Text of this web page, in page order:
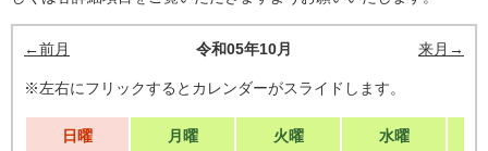
←前月 令和05年10月 来月→
※左右にフリックするとカレンダーがスライドします。
日曜 月曜 火曜 水曜